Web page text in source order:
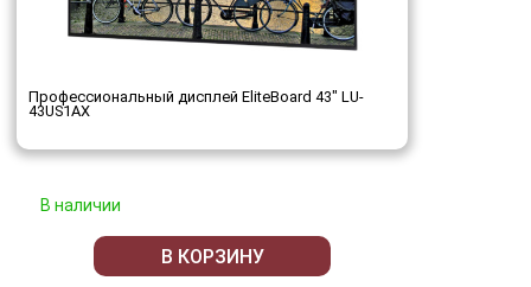
Профессиональный дисплей EliteBoard 43" LU-
43US1AX
В наличии
В КОРЗИНУ